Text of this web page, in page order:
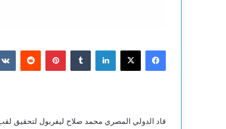
فيسبوك
‫X لينكدإن بينتيريست
قاد الدولي المصري محمد صلاح ليفربول لتحقيق